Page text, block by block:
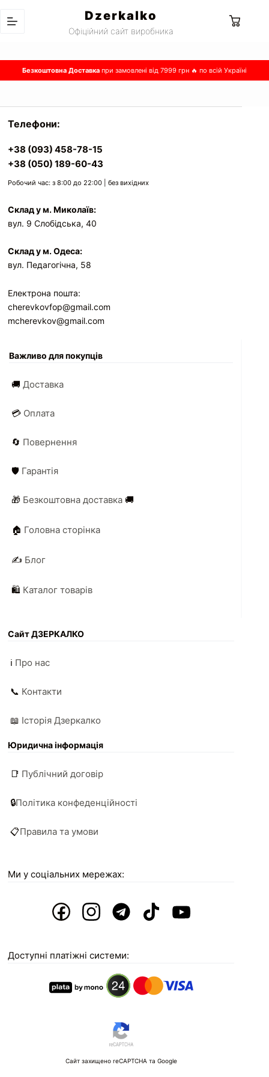
до
Dzerkalko
Офіційний сайт виробника Кошик
Безкоштовна Доставка при замовлені від 7999 грн 🔥 по всій Україні
Телефони:
+38 (093) 458-78-15
+38 (050) 189-60-43
Робочий час: з 8:00 до 22:00 | без вихідних
Склад у м. Миколаїв:
вул. 9 Слобідська, 40
Склад у м. Одеса:
вул. Педагогічна, 58
Електрона пошта:
cherevkovfop@gmail.com
mcherevkov@gmail.com
Важливо для покупців
🚚Доставка
💳 Оплата
🔄 Повернення
🛡️ Гарантія
🎁 Безкоштовна доставка 🚚
🏠 Головна сторінка
✍️ Блог
🛍️ Каталог товарів
Сайт ДЗЕРКАЛКО
ℹ️ Про нас
📞 Контакти
📖 Історія Дзеркалко
Юридична інформація
📑 Публічний договір
🔒Політика конфеденційності
📋Правила та умови
Ми у соціальних мережах:
Сайт захищено reCAPTCHA та Google
Доступні платіжні системи: